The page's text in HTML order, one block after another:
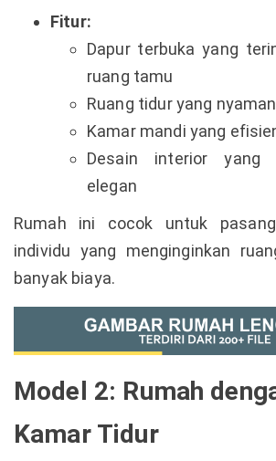
Fitur:
Dapur terbuka yang
ruang tamu
Ruang tidur yang nyaman
Kamar mandi yang
Desain interior yang
elegan
Rumah ini cocok untuk
individu yang menginginkan
banyak biaya.
Model 2: Rumah
Kamar Tidur